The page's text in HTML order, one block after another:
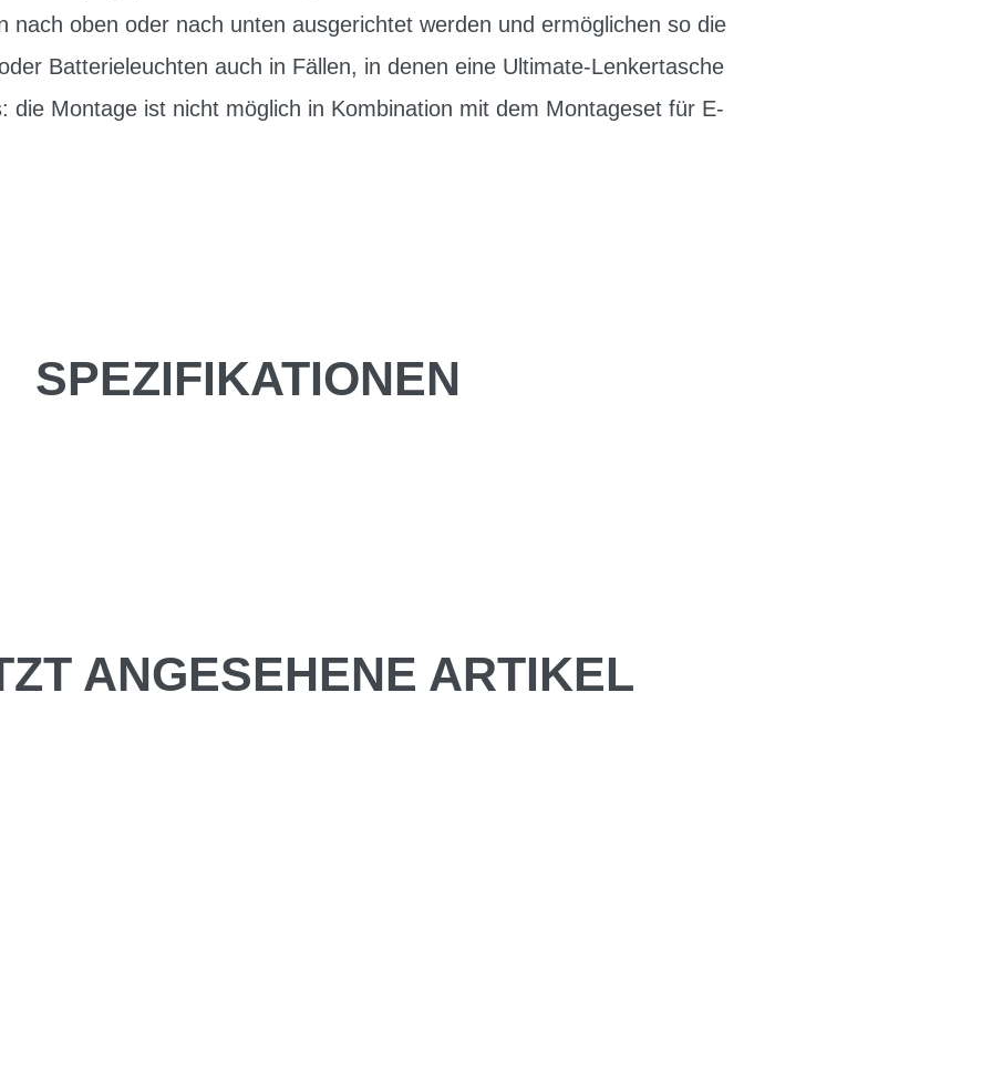
nach oben oder nach unten ausgerichtet werden und ermöglichen so die
Batterieleuchten auch in Fällen, in denen eine Ultimate-Lenkertasche
die Montage ist nicht möglich in Kombination mit dem Montageset für E-
SPEZIFIKATIONEN
ANGESEHENE ARTIKEL